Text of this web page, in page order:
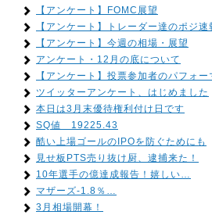
【アンケート】FOMC展望
【アンケート】トレーダー達のポジ速
【アンケート】今週の相場・展望
アンケート・12月の底について
【アンケート】投票参加者のパフォー
ツイッターアンケート、はじめました
本日は3月末優待権利付け日です
SQ値 19225.43
酷い上場ゴールのIPOを防ぐためにも
見せ板PTS売り抜け厨、逮捕来た！
10年選手の億達成報告！嬉しい…
マザーズ-1.8％…
3月相場開幕！